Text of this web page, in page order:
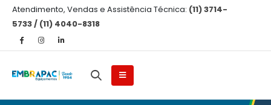
Atendimento, Vendas e Assistência Técnica: (11) 3714-
5733 / (11) 4040-8318